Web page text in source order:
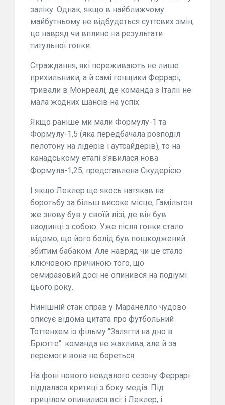
заліку. Однак, якщо в найближчому
майбутньому не відбудеться суттєвих змін,
це навряд чи вплине на результати
титульної гонки.
Страждання, які переживають не лише
прихильники, а й самі гонщики Феррарі,
тривали в Монреалі, де команда з Італії не
мала жодних шансів на успіх.
Якщо раніше ми мали Формулу-1 та
Формулу-1,5 (яка передбачала розподіл
пелотону на лідерів і аутсайдерів), то на
канадському етапі з'явилася нова
Формула-1,25, представлена Скудерією.
І якщо Леклер ще якось натякав на
боротьбу за більш високе місце, Гамільтон
же знову був у своїй лізі, де він був
наодинці з собою. Уже після гонки стало
відомо, що його болід був пошкоджений
збитим бабаком. Але навряд чи це стало
ключовою причиною того, що
семиразовий досі не опинився на подіумі
цього року.
Нинішній стан справ у Маранелло чудово
описує відома цитата про футбольний
Тоттенхем із фільму "Залягти на дно в
Брюгге": команда не жахлива, але й за
перемоги вона не бореться.
На фоні нового невдалого сезону Феррарі
піддалася критиці з боку медіа. Під
прицілом опинилися всі: і Леклер, і